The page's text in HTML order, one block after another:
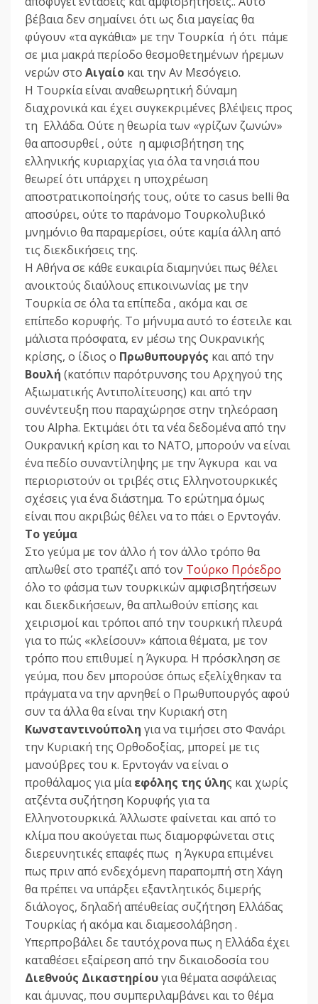
βέβαια δεν σημαίνει ότι ως δια μαγείας θα
φύγουν «τα αγκάθια» με την Τουρκία ή ότι πάμε
σε μια μακρά περίοδο θεσμοθετημένων ήρεμων
νερών στο Αιγαίο και την Αν Μεσόγειο.
Η Τουρκία είναι αναθεωρητική δύναμη
διαχρονικά και έχει συγκεκριμένες βλέψεις προς
τη Ελλάδα. Ούτε η θεωρία των «γρίζων ζωνών»
θα αποσυρθεί , ούτε η αμφισβήτηση της
ελληνικής κυριαρχίας για όλα τα νησιά που
θεωρεί ότι υπάρχει η υποχρέωση
αποστρατικοποίησής τους, ούτε το casus belli θα
αποσύρει, ούτε το παράνομο Τουρκολυβικό
μνημόνιο θα παραμερίσει, ούτε καμία άλλη από
τις διεκδικήσεις της.
Η Αθήνα σε κάθε ευκαιρία διαμηνύει πως θέλει
ανοικτούς διαύλους επικοινωνίας με την
Τουρκία σε όλα τα επίπεδα , ακόμα και σε
επίπεδο κορυφής. Το μήνυμα αυτό το έστειλε και
μάλιστα πρόσφατα, εν μέσω της Ουκρανικής
κρίσης, ο ίδιος ο Πρωθυπουργός και από την
Βουλή (κατόπιν παρότρυνσης του Αρχηγού της
Αξιωματικής Αντιπολίτευσης) και από την
συνέντευξη που παραχώρησε στην τηλεόραση
του Alpha. Εκτιμάει ότι τα νέα δεδομένα από την
Ουκρανική κρίση και το ΝΑΤΟ, μπορούν να είναι
ένα πεδίο συναντίληψης με την Άγκυρα και να
περιοριστούν οι τριβές στις Ελληνοτουρκικές
σχέσεις για ένα διάστημα. Το ερώτημα όμως
είναι που ακριβώς θέλει να το πάει ο Ερντογάν.
Το γεύμα
Στο γεύμα με τον άλλο ή τον άλλο τρόπο θα
απλωθεί στο τραπέζι από τον Τούρκο Πρόεδρο
όλο το φάσμα των τουρκικών αμφισβητήσεων
και διεκδικήσεων, θα απλωθούν επίσης και
χειρισμοί και τρόποι από την τουρκική πλευρά
για το πώς «κλείσουν» κάποια θέματα, με τον
τρόπο που επιθυμεί η Άγκυρα. Η πρόσκληση σε
γεύμα, που δεν μπορούσε όπως εξελίχθηκαν τα
πράγματα να την αρνηθεί ο Πρωθυπουργός αφού
συν τα άλλα θα είναι την Κυριακή στη
Κωνσταντινούπολη για να τιμήσει στο Φανάρι
την Κυριακή της Ορθοδοξίας, μπορεί με τις
μανούβρες του κ. Ερντογάν να είναι ο
προθάλαμος για μίαεφ΄όλης της ύλης και χωρίς
ατζέντα συζήτηση Κορυφής για τα
Ελληνοτουρκικά. Άλλωστε φαίνεται και από το
κλίμα που ακούγεται πως διαμορφώνεται στις
διερευνητικές επαφές πως η Άγκυρα επιμένει
πως πριν από ενδεχόμενη παραπομπή στη Χάγη
θα πρέπει να υπάρξει εξαντλητικός διμερής
διάλογος, δηλαδή απ΄ευθείας συζήτηση Ελλάδας
Τουρκίας ή ακόμα και διαμεσολάβηση .
Υπερπροβάλει δε ταυτόχρονα πως η Ελλάδα έχει
καταθέσει εξαίρεση από την δικαιοδοσία του
Διεθνούς Δικαστηρίουγια θέματα ασφάλειας
και άμυνας, που συμπεριλαμβάνει και το θέμα